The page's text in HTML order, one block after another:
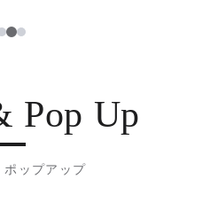
12
Pop Up
ポップアップ